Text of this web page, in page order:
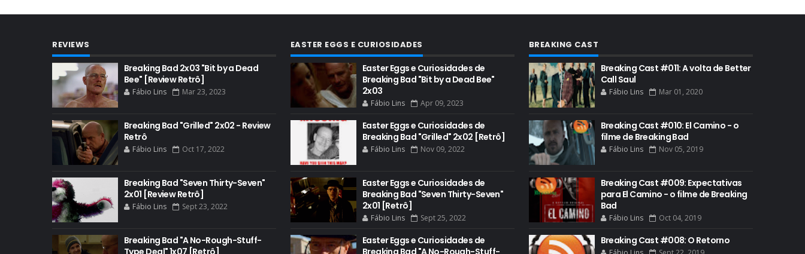
BAND
BASTIDORES
BATTLE CREEK
BETSY BRANDT
BETTER CALL SAUL
BLOOPERS
BLU-RAY
BOB ODENKIRK
BOB ODENKIRK CINEMA
BOB ODENKIRK TV
BREAKING BAD ART PROJECT
REVIEWS
Breaking Bad 2x03 "Bit by a Dead
Bee" [Review Retrô]
Fábio Lins Mar 23, 2023
Breaking Bad "Grilled" 2x02 - Review
Retrô
Fábio Lins Oct 17, 2022
Breaking Bad "Seven Thirty-Seven"
2x01 [Review Retrô]
Fábio Lins Sept 23, 2022
Breaking Bad "A No-Rough-Stuff-
Type Deal" 1x07 [Retrô]
EASTER EGGS E CURIOSIDADES
Easter Eggs e Curiosidades de
Breaking Bad "Bit by a Dead Bee"
2x03
Fábio Lins Apr 09, 2023
Easter Eggs e Curiosidades de
Breaking Bad "Grilled" 2x02 [Retrô]
Fábio Lins Nov 09, 2022
Easter Eggs e Curiosidades de
Breaking Bad "Seven Thirty-Seven"
2x01 [Retrô]
Fábio Lins Sept 25, 2022
Easter Eggs e Curiosidades de
Breaking Bad "A No-Rough-Stuff-
BREAKING CAST
Breaking Cast #011: A volta de Better
Call Saul
Fábio Lins Mar 01, 2020
Breaking Cast #010: El Camino - o
filme de Breaking Bad
Fábio Lins Nov 05, 2019
Breaking Cast #009: Expectativas
para El Camino - o filme de Breaking
Bad
Fábio Lins Oct 04, 2019
Breaking Cast #008: O Retorno